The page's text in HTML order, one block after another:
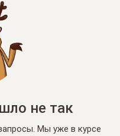
не так
Мы уже в курсе